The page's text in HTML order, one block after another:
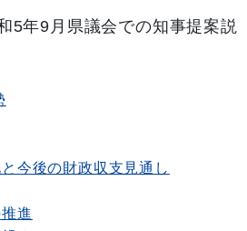
5年9月県議会での知事提案説
今後の財政収支見通し
進